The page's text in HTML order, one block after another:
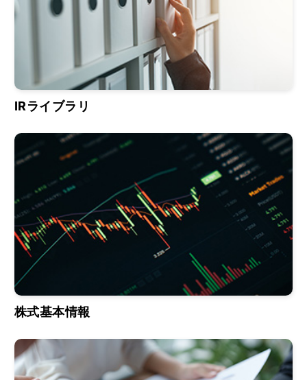
IRライブラリ
株式基本情報